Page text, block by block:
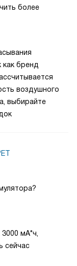
более
как бренд
воздушного
выбирайте
мА*ч,
сейчас